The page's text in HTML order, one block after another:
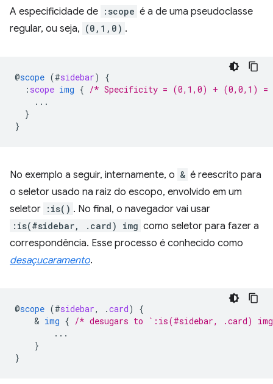
A especificidade de :scope é a de uma pseudoclasse
regular, ou seja, (0,1,0) .
@scope (#sidebar)
{
: scope img { /* Specificity = (0,1,0) + (0,0,1)
...
}
}
No exemplo a seguir, internamente, o & é reescrito para
o seletor usado na raiz do escopo, envolvido em um
seletor :is() . No final, o navegador vai usar
:is(#sidebar, .card) img como seletor para fazer a
correspondência. Esse processo é conhecido como
desaçucaramento.
@scope (#sidebar, .card)
{
    &
img { /* desugars to `:is(#sidebar, .card)
...
}
}